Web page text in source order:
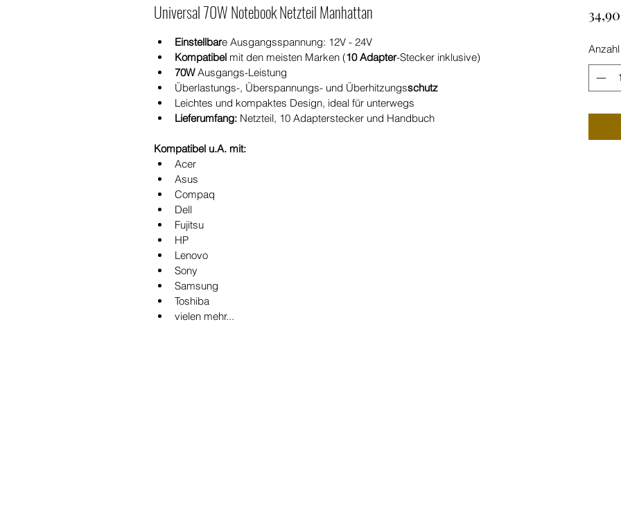
Universal 70W Notebook Netzteil Manhattan
Einstellbare Ausgangsspannung: 12V - 24V
Kompatibel mit den meisten Marken (10 Adapter-Stecker inklusive)
70W Ausgangs-Leistung
Überlastungs-, Überspannungs- und Überhitzungsschutz
Leichtes und kompaktes Design, ideal für unterwegs
Lieferumfang: Netzteil, 10 Adapterstecker und Handbuch
Kompatibel u.A. mit:
Acer
Asus
Compaq
Dell
Fujitsu
HP
Lenovo
Sony
Samsung
Toshiba
vielen mehr...
Anzahl